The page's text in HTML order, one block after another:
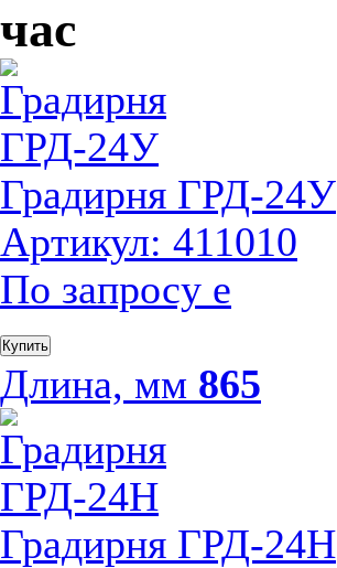
час
Градирня ГРД-24У
Артикул: 411010
По запросу е
Купить
Длина, мм 865
Градирня ГРД-24Н